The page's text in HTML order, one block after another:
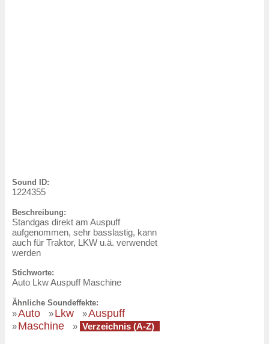
Sound ID:
1224355
Beschreibung:
Standgas direkt am Auspuff
aufgenommen, sehr basslastig, kann
auch für Traktor, LKW u.ä. verwendet
werden
Stichworte:
Auto Lkw Auspuff Maschine
Ähnliche Soundeffekte:
»Auto »Lkw »Auspuff
»Maschine » Verzeichnis (A-Z)